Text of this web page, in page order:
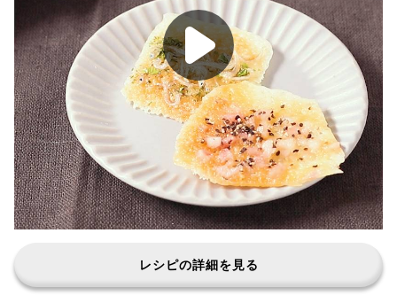
レシピの詳細を見る